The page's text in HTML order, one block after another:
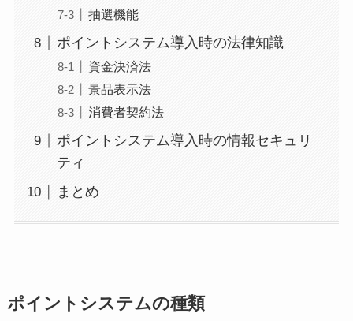
抽選機能
ポイントシステム導入時の法律知識
資金決済法
景品表示法
消費者契約法
ポイントシステム導入時の情報セキュリ
ティ
まとめ
ポイントシステムの種類